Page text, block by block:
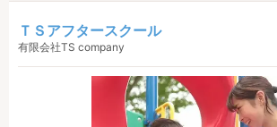
ＴＳアフタースクール
有限会社TS company